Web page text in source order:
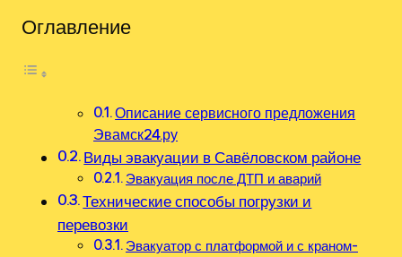
Оглавление
Описание сервисного предложения
Эвамск24.ру
Виды эвакуации в Савёловском районе
Эвакуация после ДТП и аварий
Технические способы погрузки и
перевозки
Эвакуатор с платформой и с краном-